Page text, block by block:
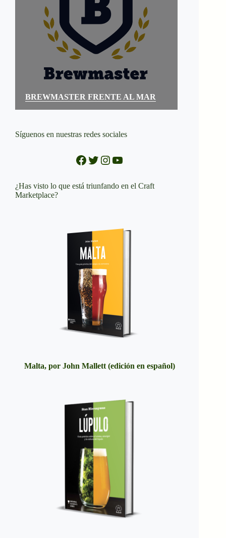
BREWMASTER FRENTE AL MAR
Síguenos en nuestras redes sociales
Facebook
Twitter
Instagram
YouTube
¿Has visto lo que está triunfando en el Craft
Marketplace?
Malta, por John Mallett (edición en español)